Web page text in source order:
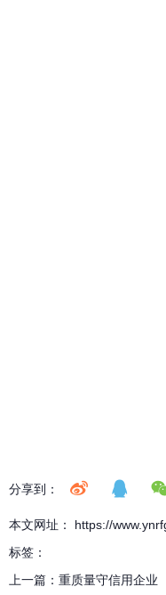
分享到：
本文网址： https://
标签：
上一篇： 重质量守信用企业